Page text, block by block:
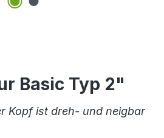
Basic Typ 2"
Kopf ist dreh- und neigbar